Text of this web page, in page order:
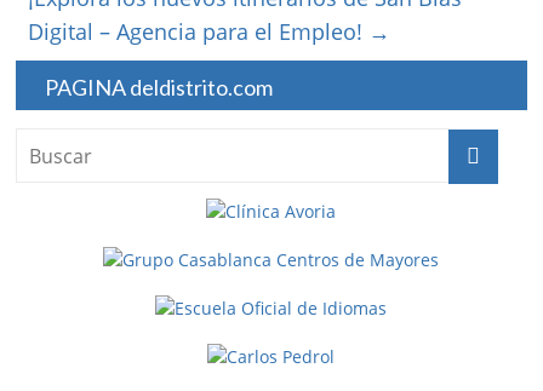
Digital – Agencia para el Empleo! →
PAGINA deldistrito.com